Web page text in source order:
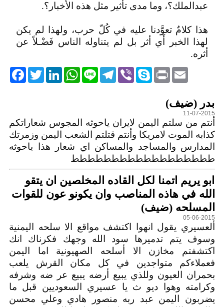
عبدالملك؟، وما مدى تأثير مثل هذه الأخبار؟.
هذا كلامٌ تعوَّدنا عليه في كُلّ حرب، ولهذا لم يكن
لهذا الخبر أَي أثر بل لم يتناوله الناس فَضْـلاً عن
أثره.
TwitterLinkedIn
WhatsApp Line
Telegram ViberSkype PrintEmail
بدر (ضيف)
11-07-2015
أنتم من سلتم اليمن لايران ياحوثه المجوس شعاراتكم
كذابه الموت لامريكا وأنتم قتلتم الشعب اليمن وزمرتك
المدارس والمساجد والمساكن اي شعار هذا ياحوثه
طططططططططططططططططط
ابو يريم اتمنا لكل القاده المخلصين ان يتقو
الله في هاذه المناصب وان يكونو عون للقوات
المسلحه (ضيف)
05-06-2015
ألعسيري يقول انهوا اكتشف مواقع الا سلحه اليمنية
وسوف يتم تدميرها سود الله وجهك فكرناك انك
اكتشفتم مخازن الا أسلحه الصهيونية اما اليمن
فعملاءكم متواجدين في كل مكان القرش يلعب
بحمران العيون وللذي يبيع أرضه يبيع عر ضه وشرفه
وكرامته وهوا ديو ث يا عسيري السعوديين قبل ما
يضربون اليمن عبد ربه منصور هادي وعلي محسن